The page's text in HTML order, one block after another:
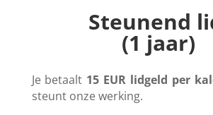
Steunend
(1 jaar)
Je betaalt 15 EUR lidgeld per
steunt onze werking.